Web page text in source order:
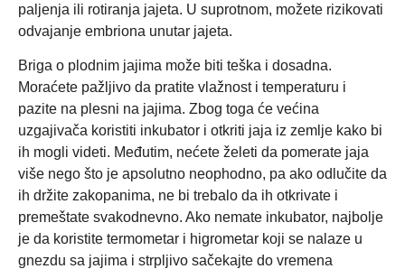
paljenja ili rotiranja jajeta. U suprotnom, možete rizikovati
odvajanje embriona unutar jajeta.
Briga o plodnim jajima može biti teška i dosadna.
Moraćete pažljivo da pratite vlažnost i temperaturu i
pazite na plesni na jajima. Zbog toga će većina
uzgajivača koristiti inkubator i otkriti jaja iz zemlje kako bi
ih mogli videti. Međutim, nećete želeti da pomerate jaja
više nego što je apsolutno neophodno, pa ako odlučite da
ih držite zakopanima, ne bi trebalo da ih otkrivate i
premeštate svakodnevno. Ako nemate inkubator, najbolje
je da koristite termometar i higrometar koji se nalaze u
gnezdu sa jajima i strpljivo sačekajte do vremena